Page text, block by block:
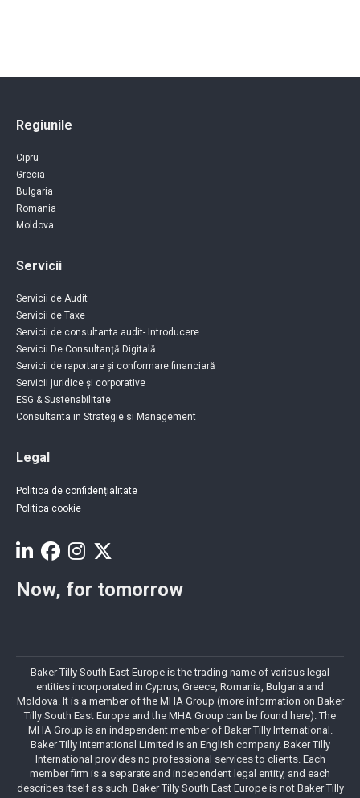
Regiunile
Cipru
Grecia
Bulgaria
Romania
Moldova
Servicii
Servicii de Audit
Servicii de Taxe
Servicii de consultanta audit- Introducere
Servicii De Consultanță Digitală
Servicii de raportare și conformare financiară
Servicii juridice și corporative
ESG & Sustenabilitate
Consultanta in Strategie si Management
Legal
Politica de confidențialitate
Politica cookie
Now, for tomorrow
Baker Tilly South East Europe is the trading name of various legal
entities incorporated in Cyprus, Greece, Romania, Bulgaria and
Moldova. It is a member of the MHA Group (more information on Baker
Tilly South East Europe and the MHA Group can be found here). The
MHA Group is an independent member of Baker Tilly International.
Baker Tilly International Limited is an English company. Baker Tilly
International provides no professional services to clients. Each
member firm is a separate and independent legal entity, and each
describes itself as such. Baker Tilly South East Europe is not Baker Tilly